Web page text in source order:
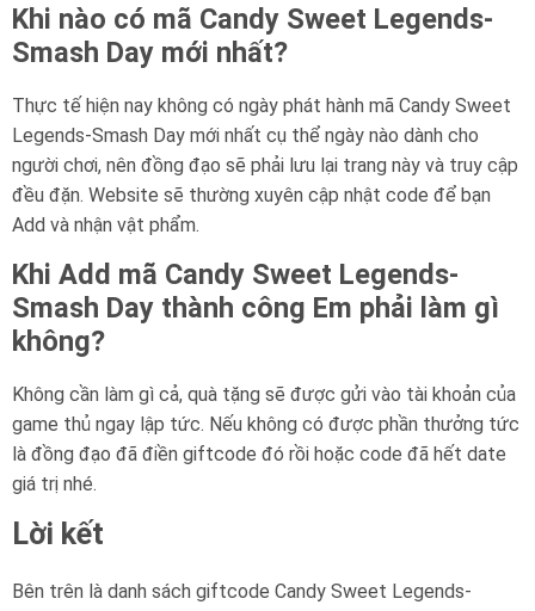
Khi nào có mã Candy Sweet Legends-
Smash Day mới nhất?
Thực tế hiện nay không có ngày phát hành mã Candy Sweet
Legends-Smash Day mới nhất cụ thể ngày nào dành cho
người chơi, nên đồng đạo sẽ phải lưu lại trang này và truy cập
đều đặn. Website sẽ thường xuyên cập nhật code để bạn
Add và nhận vật phẩm.
Khi Add mã Candy Sweet Legends-
Smash Day thành công Em phải làm gì
không?
Không cần làm gì cả, quà tặng sẽ được gửi vào tài khoản của
game thủ ngay lập tức. Nếu không có được phần thưởng tức
là đồng đạo đã điền giftcode đó rồi hoặc code đã hết date
giá trị nhé.
Lời kết
Bên trên là danh sách giftcode Candy Sweet Legends-